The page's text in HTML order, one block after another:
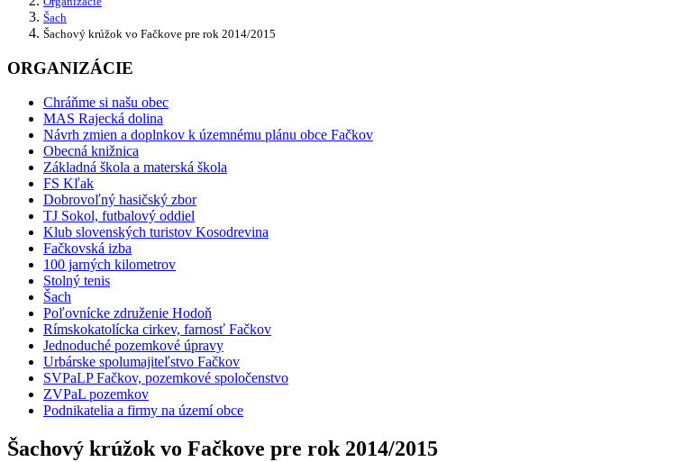
Šach
Šachový krúžok vo Fačkove pre rok 2014/2015
ORGANIZÁCIE
Chráňme si našu obec
MAS Rajecká dolina
Návrh zmien a doplnkov k územnému plánu obce Fačkov
Obecná knižnica
Základná škola a materská škola
FS Kľak
Dobrovoľný hasičský zbor
TJ Sokol, futbalový oddiel
Klub slovenských turistov Kosodrevina
Fačkovská izba
100 jarných kilometrov
Stolný tenis
Šach
Poľovnícke združenie Hodoň
Rímskokatolícka cirkev, farnosť Fačkov
Jednoduché pozemkové úpravy
Urbárske spolumajiteľstvo Fačkov
SVPaLP Fačkov, pozemkové spoločenstvo
ZVPaL pozemkov
Podnikatelia a firmy na území obce
Šachový krúžok vo Fačkove pre rok 2014/2015